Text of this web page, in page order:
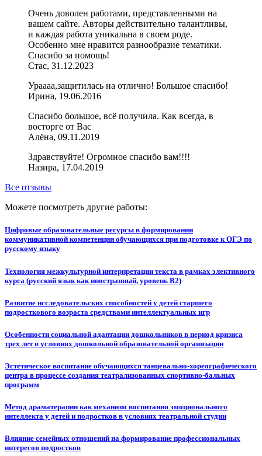
Очень доволен работами, представленными на
вашем сайте. Авторы действительно талантливы,
и каждая работа уникальна в своем роде.
Особенно мне нравится разнообразие тематики.
Спасибо за помощь!
Стас, 31.12.2023
Ураааа,защитилась на отлично! Большое спасибо!
Ирина, 19.06.2016
Спасибо большое, всё получила. Как всегда, в
восторге от Вас
Алёна, 09.11.2019
Здравствуйте! Огромное спасибо вам!!!!
Назира, 17.04.2019
Все отзывы
Можете посмотреть другие работы:
Цифровые образовательные ресурсы в формировании
коммуникативной компетенции обучающихся при подготовке к ОГЭ по
русскому языку
Технология межкультурной интерпретации текста в рамках элективного
курса (русский язык как иностранный, уровень В2)
Развитие исследовательских способностей у детей старшего
подросткового возраста средствами интеллектуальных игр
Особенности социальной адаптации дошкольников в период кризиса
трех лет в условиях дошкольной образовательной организации
Эстетическое воспитание обучающихся танцевально-хореографического
центра в процессе создания театрализованных спортивно-бальных
программ
Метод драматерапии как механизм воспитания эмоционального
интеллекта у детей и подростков в условиях театральной студии
Влияние семейных отношений на формирование профессиональных
интересов подростков